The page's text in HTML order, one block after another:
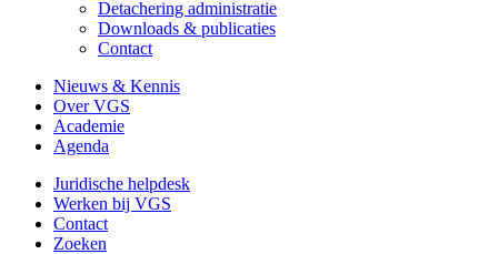
Detachering administratie
Downloads & publicaties
Contact
Nieuws & Kennis
Over VGS
Academie
Agenda
Juridische helpdesk
Werken bij VGS
Contact
Zoeken